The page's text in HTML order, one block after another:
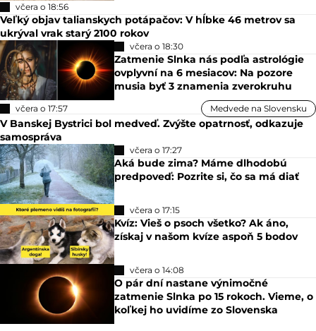
včera o 18:56
Veľký objav talianskych potápačov: V hĺbke 46 metrov sa
ukrýval vrak starý 2100 rokov
včera o 18:30
Zatmenie Slnka nás podľa astrológie
ovplyvní na 6 mesiacov: Na pozore
musia byť 3 znamenia zverokruhu
včera o 17:57 Medvede na Slovensku
V Banskej Bystrici bol medveď. Zvýšte opatrnosť, odkazuje
samospráva
včera o 17:27
Aká bude zima? Máme dlhodobú
predpoveď: Pozrite si, čo sa má diať
včera o 17:15
Kvíz: Vieš o psoch všetko? Ak áno,
získaj v našom kvíze aspoň 5 bodov
včera o 14:08
O pár dní nastane výnimočné
zatmenie Slnka po 15 rokoch. Vieme, o
koľkej ho uvidíme zo Slovenska